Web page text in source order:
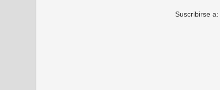
Suscribirse a: